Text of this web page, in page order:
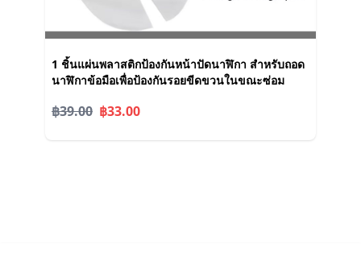
1 ชิ้นแผ่นพลาสติกป้องกันหน้าปัดนาฬิกา สำหรับถอด
นาฬิกาข้อมือเพื่อป้องกันรอยขีดขวนในขณะซ่อม
฿39.00 ฿33.00